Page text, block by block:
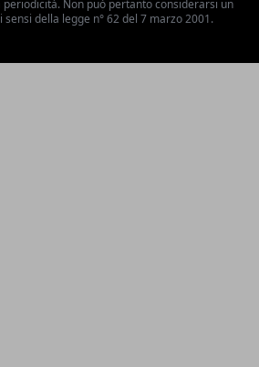
Non può pertanto considerarsi un
della legge n° 62 del 7 marzo 2001.